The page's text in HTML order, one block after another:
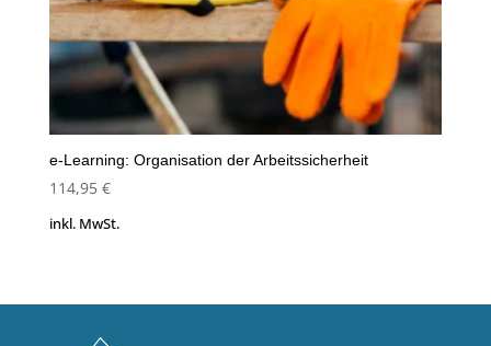
e-Learning: Organisation der Arbeitssicherheit
114,95 €
inkl. MwSt.